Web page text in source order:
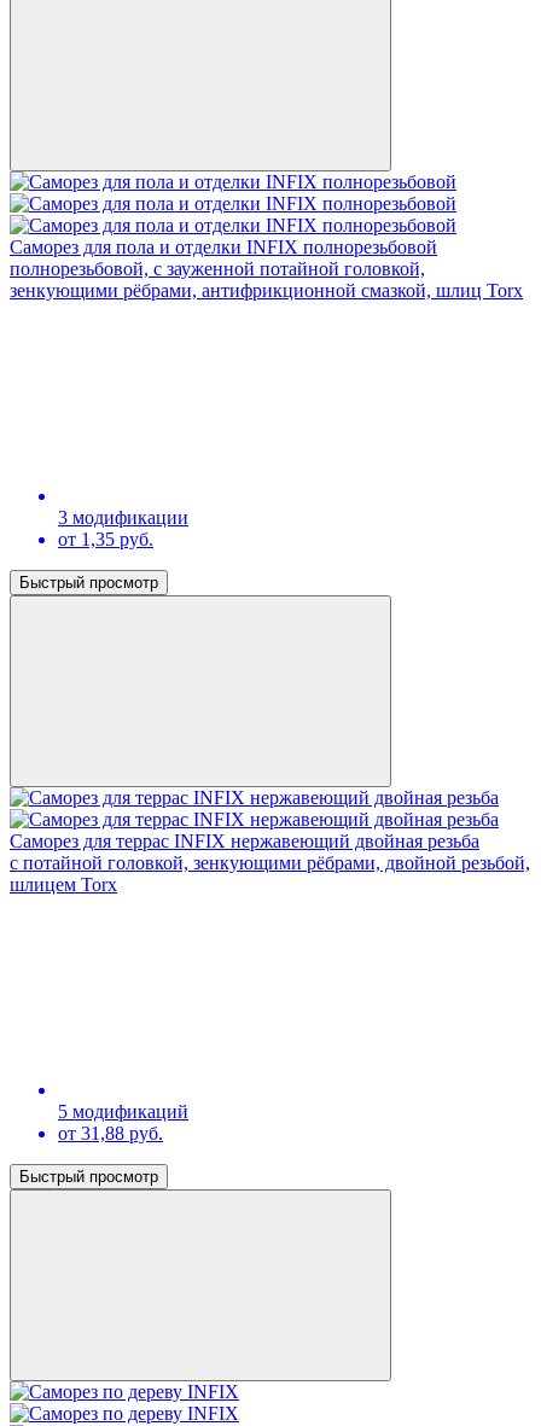
Саморез для пола и отделки INFIX полнорезьбовой
полнорезьбовой, с зауженной потайной головкой,
зенкующими рёбрами, антифрикционной смазкой, шлиц Torx
3 модификации
от 1,35 руб.
Быстрый просмотр
Саморез для террас INFIX нержавеющий двойная резьба
с потайной головкой, зенкующими рёбрами, двойной резьбой,
шлицем Torx
5 модификаций
от 31,88 руб.
Быстрый просмотр